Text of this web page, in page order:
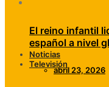
El reino infantil
español a nivel
abril 23, 2026
Noticias
Televisión